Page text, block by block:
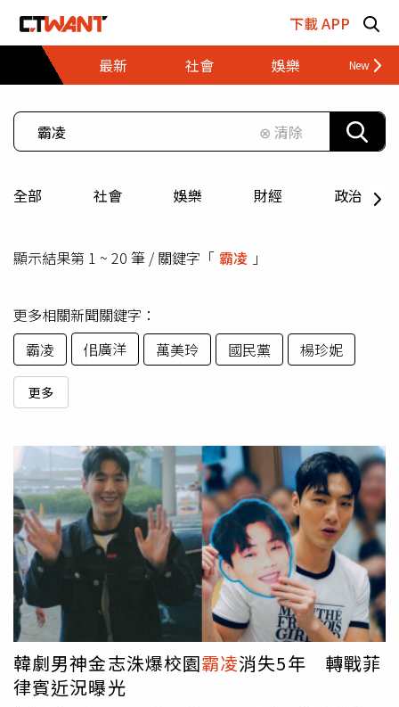
下載 APP
最新
社會 娛樂 財經
⊗ 清除
全部 社會 娛樂 財經 政治
顯示結果第 1 ~ 20 筆 / 關鍵字「 霸凌 」
更多相關新聞關鍵字：
霸凌
佀廣洋 萬美玲 國民黨 楊珍妮
更多
韓劇男神金志洙爆校園霸凌消失5年 轉戰菲
律賓近況曝光